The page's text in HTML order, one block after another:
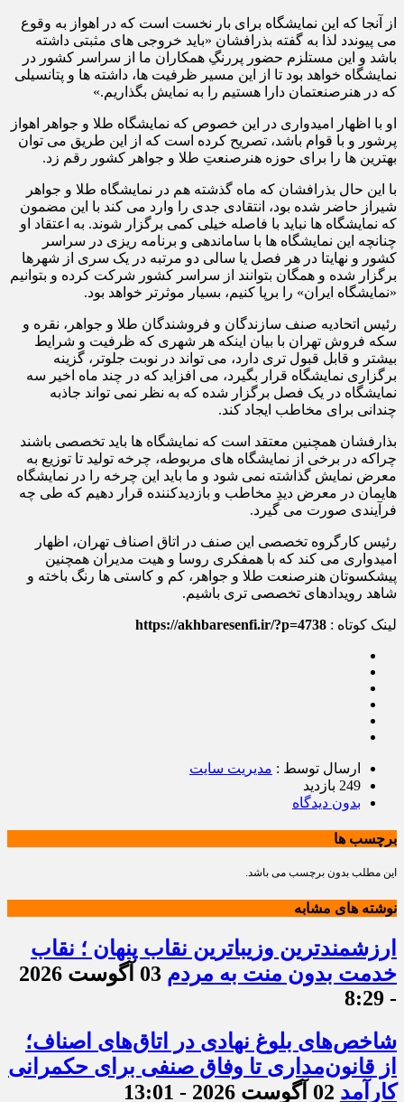
از آنجا که این نمایشگاه برای بار نخست است که در اهواز به وقوع
می پیوندد لذا به گفته بذرافشان «باید خروجی های مثبتی داشته
باشد و این مستلزم حضور پررنگِ همکاران ما از سراسر کشور در
نمایشگاه خواهد بود تا از این مسیر ظرفیت ها، داشته ها و پتانسیلی
که در هنرصنعتمان دارا هستیم را به نمایش بگذاریم.»
او با اظهار امیدواری در این خصوص که نمایشگاه طلا و جواهر اهواز
پرشور و با قوام باشد، تصریح کرده است که از این طریق می توان
بهترین ها را برای حوزه هنرصنعتِ طلا و جواهر کشور رقم زد.
با این حال بذرافشان که ماه گذشته هم در نمایشگاه طلا و جواهر
شیراز حاضر شده بود، انتقادی جدی را وارد می کند با این مضمون
که نمایشگاه ها نباید با فاصله خیلی کمی برگزار شوند. به اعتقاد او
چنانچه این نمایشگاه ها با ساماندهی و برنامه ریزی در سراسر
کشور و نهایتا در هر فصل یا سالی دو مرتبه در یک سری از شهرها
برگزار شده و همگان بتوانند از سراسر کشور شرکت کرده و بتوانیم
«نمایشگاه ایران» را برپا کنیم، بسیار موثرتر خواهد بود.
رئیس اتحادیه صنف سازندگان و فروشندگان طلا و جواهر، نقره و
سکه فروش تهران با بیان اینکه هر شهری که ظرفیت و شرایط
بیشتر و قابل قبول تری دارد، می تواند در نوبت جلوتر، گزینه
برگزاری نمایشگاه قرار بگیرد، می افزاید که در چند ماه اخیر سه
نمایشگاه در یک فصل برگزار شده که به نظر نمی تواند جاذبه
چندانی برای مخاطب ایجاد کند.
بذارفشان همچنین معتقد است که نمایشگاه ها باید تخصصی باشند
چراکه در برخی از نمایشگاه های مربوطه، چرخه تولید تا توزیع به
معرض نمایش گذاشته نمی شود و ما باید این چرخه را در نمایشگاه
هایمان در معرض دیدِ مخاطب و بازدیدکننده قرار دهیم که طی چه
فرآیندی صورت می گیرد.
رئیس کارگروه تخصصی این صنف در اتاق اصناف تهران، اظهار
امیدواری می کند که با همفکری روسا و هیت مدیران همچنین
پیشکسوتان هنرصنعت طلا و جواهر، کم و کاستی ها رنگ باخته و
شاهد رویدادهای تخصصی تری باشیم.
لینک کوتاه : https://akhbaresenfi.ir/?p=4738
ارسال توسط : مدیریت سایت
249 بازدید
بدون دیدگاه
برچسب ها
این مطلب بدون برچسب می باشد.
نوشته های مشابه
ارزشمندترین وزیباترین نقاب پنهان ؛ نقاب
خدمت بدون منت به مردم
03 آگوست 2026
- 8:29
شاخص‌های بلوغ نهادی در اتاق‌های اصناف؛
از قانون‌مداری تا وفاق صنفی برای حکمرانی
کارآمد 02 آگوست 2026 - 13:01